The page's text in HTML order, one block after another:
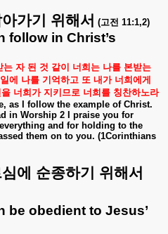
가기 위해서 (고전 11:1,2)
follow in Christ’s
는 자 된 것 같이 너희는 나를 본받는
일에 나를 기억하고 또 내가 너희에게
을 너희가 지키므로 너희를 칭찬하노라
as I follow the example of Christ.
in Worship 2 I praise you for
and for holding to the
them on to you. (1Corinthians
에 순종하기
위해서
be obedient to Jesus’